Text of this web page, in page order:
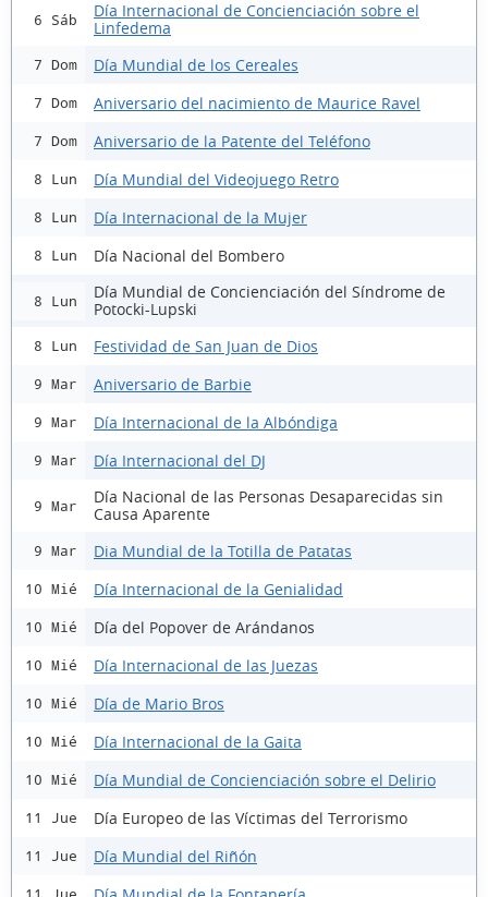
6 Sáb
Día Internacional de Concienciación sobre el
Linfedema
7 Dom Día Mundial de los Cereales
7 Dom Aniversario del nacimiento de Maurice Ravel
7 Dom Aniversario de la Patente del Teléfono
8 Lun Día Mundial del Videojuego Retro
8 Lun Día Internacional de la Mujer
8 Lun Día Nacional del Bombero
8 Lun
Día Mundial de Concienciación del Síndrome de
Potocki-Lupski
8 Lun Festividad de San Juan de Dios
9 Mar Aniversario de Barbie
9 Mar Día Internacional de la Albóndiga
9 Mar Día Internacional del DJ
9 Mar
Día Nacional de las Personas Desaparecidas sin
Causa Aparente
9 Mar Dia Mundial de la Totilla de Patatas
10 Mié Día Internacional de la Genialidad
10 Mié Día del Popover de Arándanos
10 Mié Día Internacional de las Juezas
10 Mié Día de Mario Bros
10 Mié Día Internacional de la Gaita
10 Mié Día Mundial de Concienciación sobre el Delirio
11 Jue Día Europeo de las Víctimas del Terrorismo
11 Jue Día Mundial del Riñón